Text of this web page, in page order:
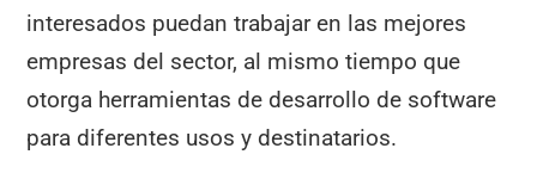
interesados puedan trabajar en las mejores
empresas del sector, al mismo tiempo que
otorga herramientas de desarrollo de software
para diferentes usos y destinatarios.